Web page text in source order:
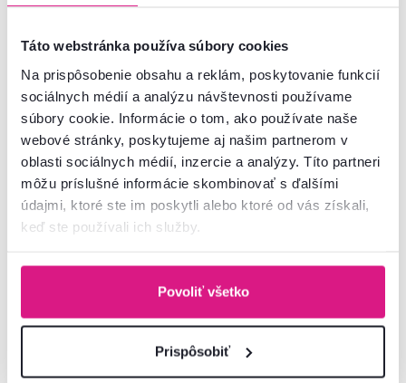
Táto webstránka používa súbory cookies
Na prispôsobenie obsahu a reklám, poskytovanie funkcií
sociálnych médií a analýzu návštevnosti používame
súbory cookie. Informácie o tom, ako používate naše
webové stránky, poskytujeme aj našim partnerom v
oblasti sociálnych médií, inzercie a analýzy. Títo partneri
môžu príslušné informácie skombinovať s ďalšími
údajmi, ktoré ste im poskytli alebo ktoré od vás získali,
keď ste používali ich služby.
Povoliť všetko
Prispôsobiť
739 €
655 €
1 Farba - detailná
1 015 €
1 Materiál, 1 Plocha na spanie (cm), 2
Farba - detailná